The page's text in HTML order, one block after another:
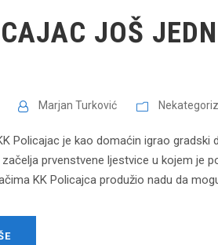
JOŠ
Marjan Turković
Policajac je kao domaćin igrao gradski
prvenstvene ljestvice u kojem je
KK Policajca produžio nadu da